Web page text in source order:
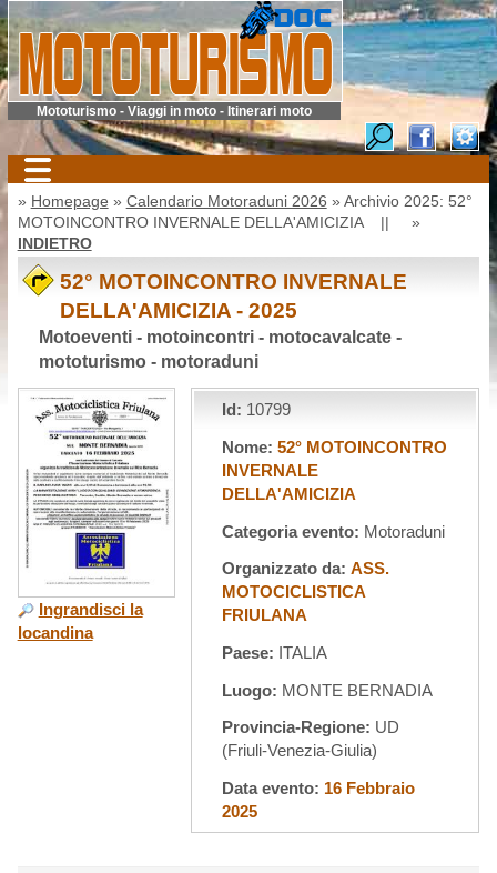
Mototurismo - Viaggi in moto - Itinerari moto
» Homepage » Calendario Motoraduni 2026 » Archivio 2025: 52°
MOTOINCONTRO INVERNALE DELLA'AMICIZIA || »
INDIETRO
52° MOTOINCONTRO INVERNALE
DELLA'AMICIZIA - 2025
Motoeventi - motoincontri - motocavalcate -
mototurismo - motoraduni
Ingrandisci la
locandina
Id: 10799
Nome: 52° MOTOINCONTRO
INVERNALE
DELLA'AMICIZIA
Categoria evento: Motoraduni
Organizzato da: ASS.
MOTOCICLISTICA
FRIULANA
Paese: ITALIA
Luogo: MONTE BERNADIA
Provincia-Regione: UD
(Friuli-Venezia-Giulia)
Data evento: 16 Febbraio
2025